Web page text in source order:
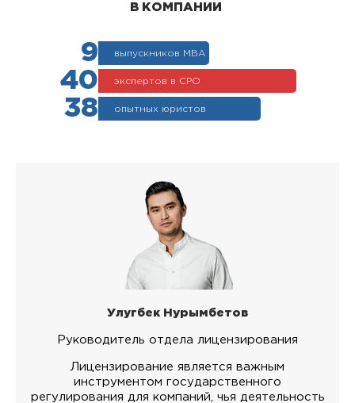
В КОМПАНИИ
9 выпускников МВА
40 экспертов в СРО
38 опытных юристов
Улугбек Нурымбетов
Руководитель отдела лицензирования
Лицензирование является важным
инструментом государственного
регулирования для компаний, чья деятельность